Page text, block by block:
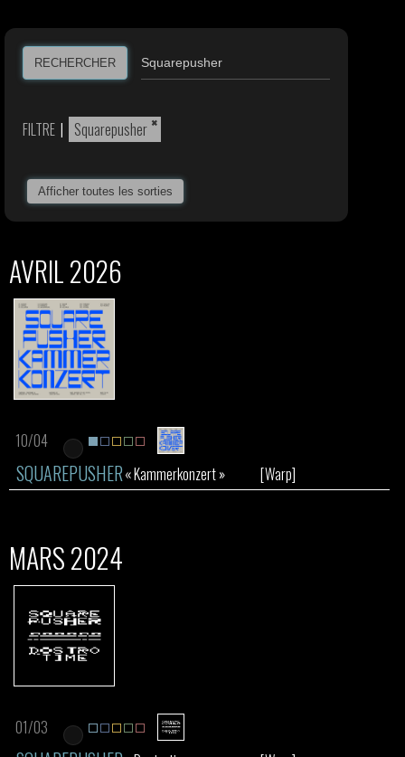
RECHERCHER
FILTRE | ×
Squarepusher
Afficher toutes les sorties
AVRIL 2026
10/04
SQUAREPUSHER« Kammerkonzert » [Warp]
MARS 2024
01/03